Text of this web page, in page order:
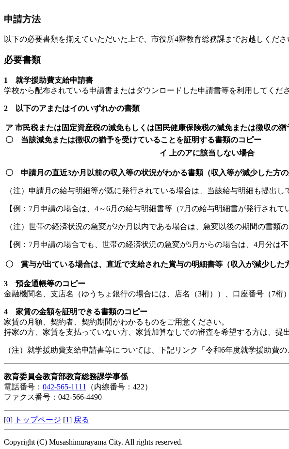
申請方法
以下の必要書類を揃えていただいた上で、市役所4階教育総務課までお越しくださ
必要書類
1 就学援助費支給申請書
学校から配布されている申請書またはダウンロードした申請書等を利用してくだ
2 以下のアまたはイのいずれかの書類
ア 市民税または固定資産税の減免もしくは国民健康保険税の減免または徴収の
〇 当該減免または徴収の猶予を受けていることを証明する書類のコピー
イ 上のアに該当しない場合
〇 申請月の直近3か月以前の収入等の状況がわかる書類（収入等が減少した方の
（注）申請月の給与明細等が既に発行されている場合は、当該給与明細も提出し
【例：7月申請の場合は、4～6月の給与明細書等（7月の給与明細書が発行されて
（注）世帯の経済状況の急変が2か月以内である場合は、急変以後の期間の書類
【例：7月申請の場合でも、世帯の経済状況の急変が5月からの場合は、4月分は不
〇 賞与が出ている場合は、直近で支給された賞与の明細書等（収入が減少した
3 預金通帳等のコピー
金融機関名、支店名（ゆうちょ銀行の場合には、店名（3桁））、口座番号（7
4 家賃の金額を証明できる書類のコピー
家賃の月額、契約者、契約期間がわかるものをご用意ください。
持家の方、家賃を支払っていない方、家賃加算なしでの審査を希望する方は、提
（注）就学援助費支給申請書等については、下記リンク「令和6年度就学援助費
教育委員会教育部教育総務課学事係
電話番号： 042-565-1111
（内線番号：422）
ファクス番号：042-566-4490
[0] トップページ [1] 戻る
Copyright (C) Musashimurayama City. All rights reserved.